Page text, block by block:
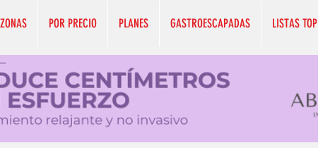
POR PRECIO PLANES GASTROESCAPADAS LISTAS TOP